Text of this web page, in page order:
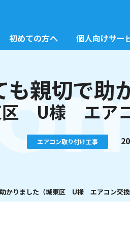
初めての方へ 個人向けサー
も親切で助
区 U様 エア
エアコン取り付け工事
かりました（城東区 U様 エアコン交換